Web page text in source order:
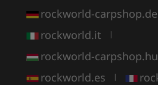
rockworld-carpshop.de
rockworld.it |
rockworld-carpshop.hu
rockworld.es |